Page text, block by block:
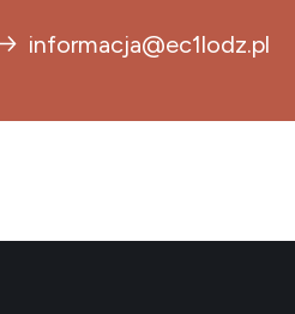
informacja@ec1lodz.pl